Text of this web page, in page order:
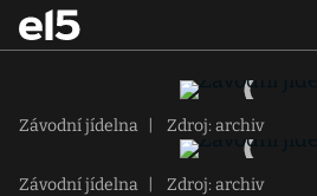
Závodní jídelna Zdroj: archiv
Závodní jídelna Zdroj: archiv